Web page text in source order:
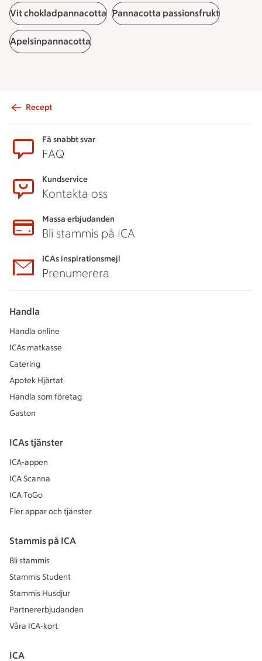
Vit chokladpannacotta Pannacotta passionsfrukt
Apelsinpannacotta
Recept
Få snabbt svar
FAQ
Kundservice
Kontakta oss
Massa erbjudanden
Bli stammis på ICA
ICAs inspirationsmejl
Prenumerera
Handla
Handla online
ICAs matkasse
Catering
Apotek Hjärtat
Handla som företag
Gaston
ICAs tjänster
ICA-appen
ICA Scanna
ICA ToGo
Fler appar och tjänster
Stammis på ICA
Bli stammis
Stammis Student
Stammis Husdjur
Partnererbjudanden
Våra ICA-kort
ICA